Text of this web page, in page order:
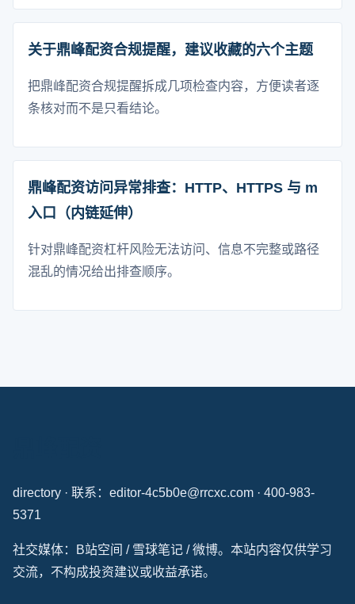
关于鼎峰配资合规提醒，建议收藏的六个主题
把鼎峰配资合规提醒拆成几项检查内容，方便读者逐
条核对而不是只看结论。
鼎峰配资访问异常排查：HTTP、HTTPS 与 m
入口（内链延伸）
针对鼎峰配资杠杆风险无法访问、信息不完整或路径
混乱的情况给出排查顺序。
directory · 联系：editor-4c5b0e@rrcxc.com · 400-983-
5371
社交媒体：B站空间 / 雪球笔记 / 微博。本站内容仅供学习
交流，不构成投资建议或收益承诺。